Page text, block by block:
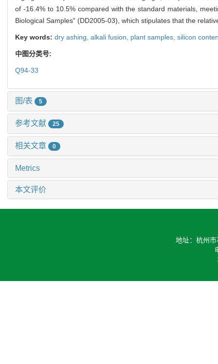
of -16.4% to 10.5% compared with the standard materials,
Biological Samples” (DD2005-03), which stipulates that the
Key words: dry ashing, alkali fusion, plant samples, silicon
中图分类号:
Q94-33
图/表 5
参考文献 25
相关文章 0
Metrics
本文评价
地址：杭州